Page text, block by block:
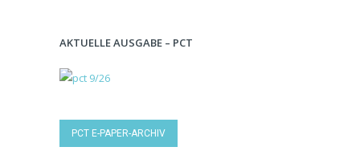
AKTUELLE AUSGABE – PCT
PCT E-PAPER-ARCHIV